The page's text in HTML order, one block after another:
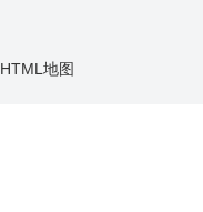
HTML地图